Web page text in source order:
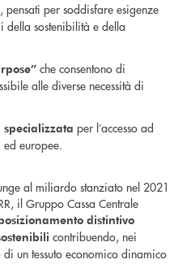
, pensati per soddisfare esigenze
della sostenibilità e della
che consentono di
alle diverse necessità di
per l’accesso ad
europee.
al miliardo stanziato nel 2021
il Gruppo Cassa Centrale
distintivo
contribuendo, nei
un tessuto economico dinamico